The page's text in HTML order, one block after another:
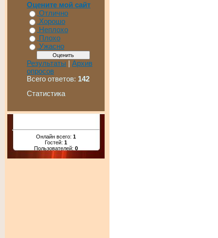
Оцените мой сайт
Отлично
Хорошо
Неплохо
Плохо
Ужасно
Результаты | Архив
опросов
Всего ответов: 142
Статистика
Онлайн всего: 1
Гостей: 1
Пользователей: 0